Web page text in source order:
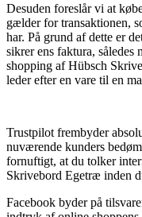
Desuden foreslår vi at
gælder for transaktionen,
har. På grund af dette er
sikrer ens faktura, således
shopping af Hübsch
leder efter en vare til en
Trustpilot frembyder
nuværende kunders
fornuftigt, at du tolker
Skrivebord Egetræ inden
Facebook byder på